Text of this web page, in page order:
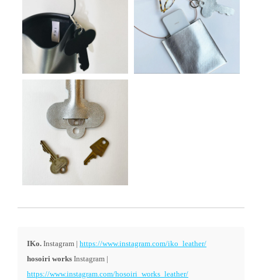
IKo. Instagram | https://www.instagram.com/iko_leather/
hosoiri works Instagram |
https://www.instagram.com/hosoiri_works_leather/